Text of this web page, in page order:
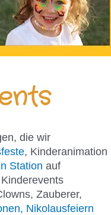
die wir
, Kinderanimation
Station auf
Zauberer,
Nikolausfeiern